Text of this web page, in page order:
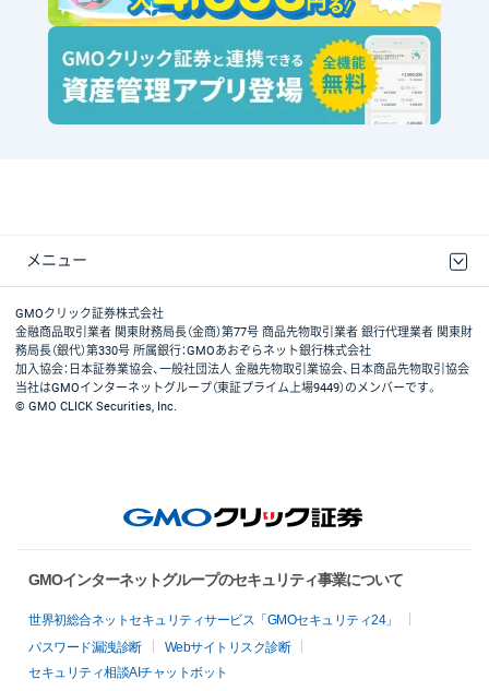
メニュー
取引規程・約款
最良執行方針
ディスクレイマー
リスク説明
GMOクリック証券ホームページ
GMOクリック証券株式会社
金融商品取引業者 関東財務局長（金商）第77号 商品先物取引業者 銀行代理業者 関東財
務局長（銀代）第330号 所属銀行：GMOあおぞらネット銀行株式会社
加入協会：日本証券業協会、一般社団法人 金融先物取引業協会、日本商品先物取引協会
当社はGMOインターネットグループ（東証プライム上場9449）のメンバーです。
© GMO CLICK Securities, Inc.
GMOインターネットグループのセキュリティ事業について
世界初総合ネットセキュリティサービス「GMOセキュリティ24」
パスワード漏洩診断
Webサイトリスク診断
セキュリティ相談AIチャットボット